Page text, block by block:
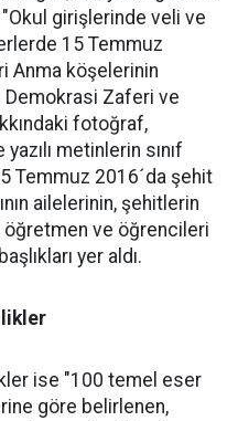
girişlerinde veli ve
15 Temmuz
Anma köşelerinin
Demokrasi Zaferi ve
fotoğraf,
metinlerin sınıf
Temmuz 2016´da şehit
ailelerinin, şehitlerin
öğretmen ve öğrencileri
yer aldı.
ise "100 temel eser
göre belirlenen,